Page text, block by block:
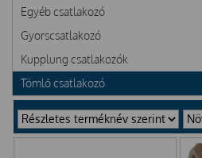
Egyéb csatlakozó
Gyorscsatlakozó
Kupplung csatlakozók
Tömlő csatlakozó